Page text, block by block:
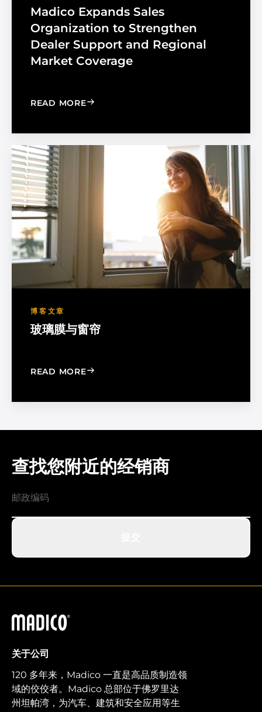
Madico Expands Sales
Organization to Strengthen
Dealer Support and Regional
Market Coverage
READ MORE: MADICO EXPANDS SALES
博客文章
玻璃膜与窗帘
READ MORE: WINDOW FILM VS. WINDOW
查找您附近的经销商
马迪科
关于公司
120 多年来，Madico 一直是高品质制造领
域的佼佼者。Madico 总部位于佛罗里达
州坦帕湾，为汽车、建筑和安全应用等生